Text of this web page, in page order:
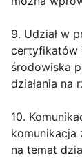
9. Udział w
certyfikatów
środowiska
działania na
10.
komunikacja
na temat